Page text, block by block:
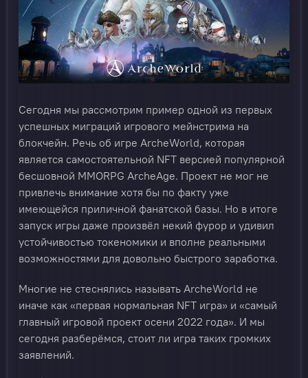
Сегодня мы рассмотрим пример одной из первых
успешных миграций игрового мейнстрима на
блокчейн. Речь об игре ArcheWorld, которая
является самостоятельной NFT версией популярной
бесшовной MMORPG ArcheAge. Проект не мог не
привлечь внимание хотя бы по факту уже
имеющейся приличной фанатской базы. Но в итоге
запуск игры даже произвёл некий фурор и удивил
устойчивостью токеномики и вполне реальными
возможностями для довольно быстрого заработка.
Многие не стеснялись называть ArcheWorld не
иначе как «первая нормальная NFT игра» и «самый
главный игровой проект осени 2022 года». И мы
сегодня разберёмся, стоит ли игра таких громких
заявлений.